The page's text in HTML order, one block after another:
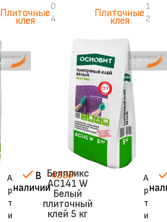
Плиточные
клея
0
4
Плиточные
клея
1
2
А
р
т
и
В
наличии
433₽
Белпликс
AC141 W
Белый
плиточный
клей 5 кг
А
р
т
и